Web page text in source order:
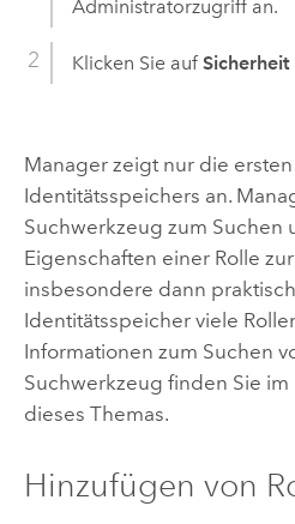
Administratorzugriff an.
Klicken Sie auf Sicherheit
Manager zeigt nur die
Identitätsspeichers an.
Suchwerkzeug zum Suchen
Eigenschaften einer Rolle
insbesondere dann
Identitätsspeicher viele
Informationen zum Suchen
Suchwerkzeug finden Sie im
dieses Themas.
Hinzufügen von